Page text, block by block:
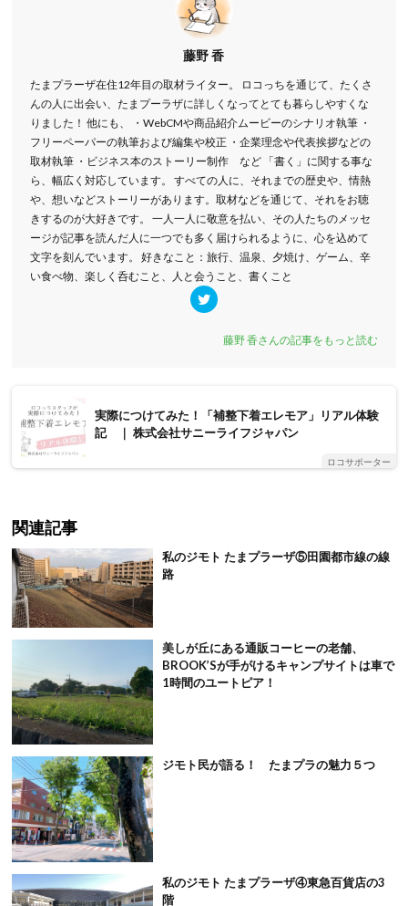
藤野 香
たまプラーザ在住12年目の取材ライター。 ロコっちを通じて、たくさ
んの人に出会い、たまプーラザに詳しくなってとても暮らしやすくな
りました！ 他にも、 ・WebCMや商品紹介ムービーのシナリオ執筆 ・
フリーペーパーの執筆および編集や校正 ・企業理念や代表挨拶などの
取材執筆 ・ビジネス本のストーリー制作 など 「書く」に関する事な
ら、幅広く対応しています。 すべての人に、それまでの歴史や、情熱
や、想いなどストーリーがあります。取材などを通じて、それをお聴
きするのが大好きです。 一人一人に敬意を払い、その人たちのメッセ
ージが記事を読んだ人に一つでも多く届けられるように、心を込めて
文字を刻んでいます。 好きなこと：旅行、温泉、夕焼け、ゲーム、辛
い食べ物、楽しく呑むこと、人と会うこと、書くこと
藤野 香さんの記事をもっと読む
実際につけてみた！「補整下着エレモア」リアル体験
記 ｜ 株式会社サニーライフジャパン
ロコサポーター
関連記事
私のジモト たまプラーザ⑤田園都市線の線
路
美しが丘にある通販コーヒーの老舗、
BROOK’Sが手がけるキャンプサイトは車で
1時間のユートピア！
ジモト民が語る！ たまプラの魅力５つ
私のジモト たまプラーザ④東急百貨店の3
階